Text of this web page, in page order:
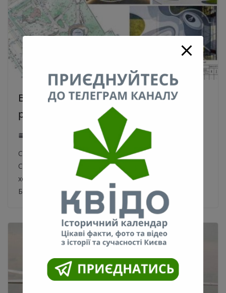
Возле метро «Лукьяновская»
реконструируют сквер
Сквер имени Петра Болбочана на улице Сечевых
Стрельцов, 86 возле станции метро «Лукьяновская»,
хотят реконструировать. Сквер имени Петра
Болбочана на